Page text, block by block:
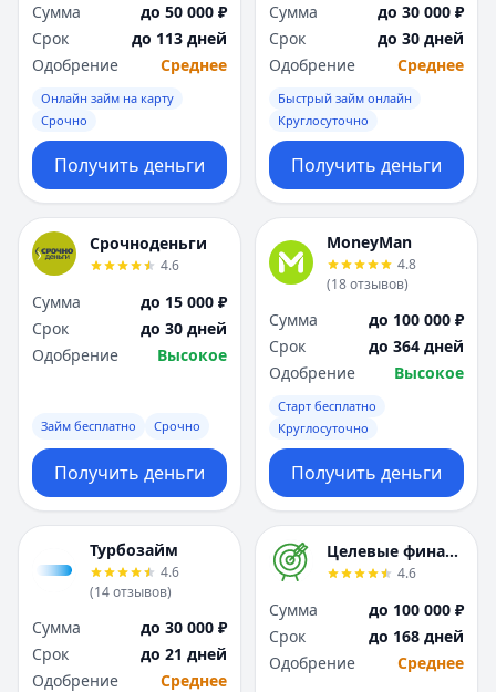
Ульяновск
Уфа
Х
Хабаровск
Ч
Чебоксары
Челябинск
Я
Ярославль
Вся Россия
Ульяновск
Уфа
Х
Хабаровск
Ч
Чебоксары
Челябинск
Я
Ярославль
Вся Россия
Сумма
до 50 000 ₽
Срок
до 113 дней
Одобрение
Среднее
Онлайн займ на карту
Срочно
Получить деньги
Сумма
до 30 000 ₽
Срок
до 30 дней
Одобрение
Среднее
Быстрый займ онлайн
Круглосуточно
Получить деньги
Срочноденьги
4.6
Сумма
до 15 000 ₽
Срок
до 30 дней
Одобрение
Высокое
Займ бесплатно Срочно
Получить деньги
MoneyMan
4.8
(18отзывов)
Сумма
до 100 000 ₽
Срок
до 364 дней
Одобрение
Высокое
Старт бесплатно
Круглосуточно
Получить деньги
Турбозайм
4.6
(14отзывов)
Сумма
до 30 000 ₽
Срок
до 21 дней
Одобрение
Среднее
Целевые финансы
4.6
Сумма
до 100 000 ₽
Срок
до 168 дней
Одобрение
Среднее